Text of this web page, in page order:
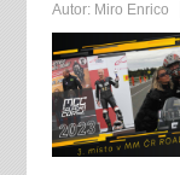
Autor: Miro Enrico